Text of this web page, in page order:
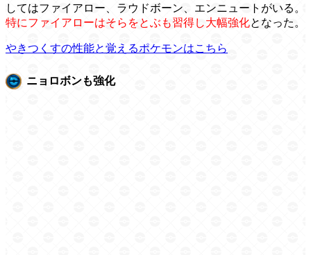
してはファイアロー、ラウドボーン、エンニュートがいる。
特にファイアローはそらをとぶも習得し大幅強化となった。
やきつくすの性能と覚えるポケモンはこちら
ニョロボンも強化